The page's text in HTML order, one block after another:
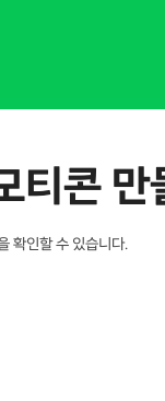
티콘 만
확인할 수 있습니다.